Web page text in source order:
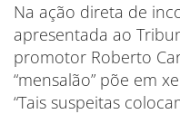
Na ação direta de
apresentada ao
promotor Roberto
“mensalão” põe em
“Tais suspeitas